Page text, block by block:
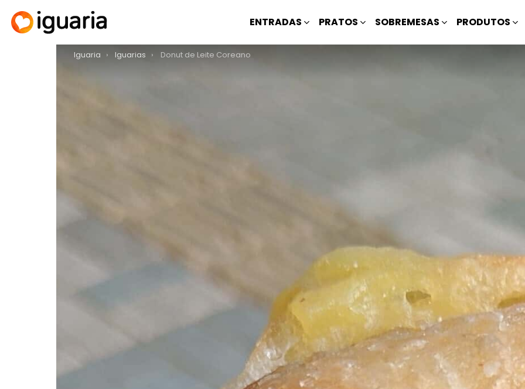
ENTRADAS PRATOS SOBREMESAS PRODUTOS
You are here:
Iguaria Iguarias Donut de Leite Coreano